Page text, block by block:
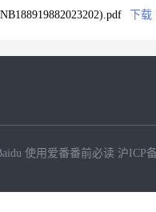
下载
使用爱番番前必读 沪ICP